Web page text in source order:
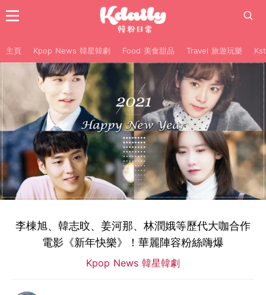
主頁 Kpop News 韓星韓劇 Food 美食甜品 Travel 旅遊玩樂
李棟旭、韓志旼、姜河那、林潤娥等歷代大咖合作
電影《新年快樂》！華麗陣容粉絲嗨爆
Kpop News 韓星韓劇